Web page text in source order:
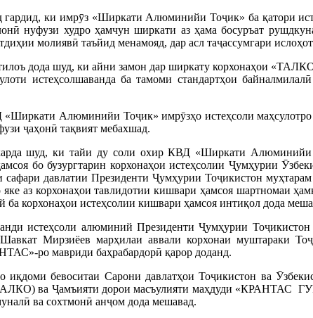
ки имрӯз «Ширкати Алюминийи Тоҷик» ба қатори
нуфузи худро ҳамчун ширкати аз ҳама босуръат
молиявӣ таъйид менамояд, дар асл таҷассумгари
дода шуд, ки айни замон дар ширкату корхонаҳои
истеҳсолшаванда ба тамоми стандартҳои
Алюминийи Тоҷик» имрӯзҳо истеҳсоли маҳсулотро
ҷаҳонӣ тақвият мебахшад.
шуд, ки тайи ду соли охир КВД «Ширкати Алюминийи
бо бузургтарин корхонаҳои истеҳсолии Ҷумҳурии
сафари давлатии Президенти Ҷумҳурии Тоҷикистон
аз корхонаҳои тавлидотии кишвари ҳамсоя шартномаи
корхонаҳои истеҳсолии кишвари ҳамсоя интиқол дода
истеҳсоли алюминий Президенти Ҷумҳурии
Мирзиёев марҳилаи аввали корхонаи муштараки
ро мавриди баҳрабардорӣ қарор доданд.
иқдоми бевоситаи Сарони давлатҳои Тоҷикистон ва
ва Ҷамъияти дорои масъулияти маҳдуди «КРАНТАС
ва сохтмонӣ анҷом дода мешавад.